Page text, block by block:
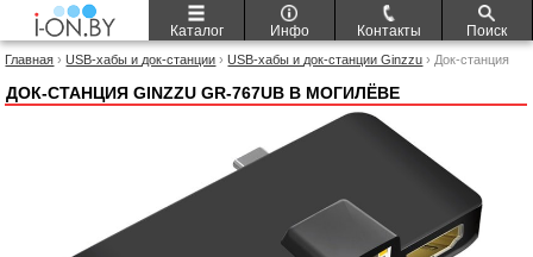
Каталог Инфо Контакты Поиск
Главная ›USB-хабы и док-станции ›USB-хабы и док-станции Ginzzu › Док-станция
ДОК-СТАНЦИЯ GINZZU GR-767UB В МОГИЛЁВЕ